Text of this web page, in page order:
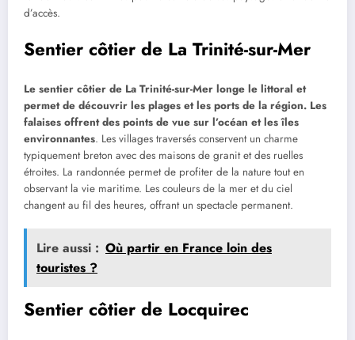
d’accès.
Sentier côtier de La Trinité-sur-Mer
Le sentier côtier de La Trinité-sur-Mer longe le littoral et
permet de découvrir les plages et les ports de la région. Les
falaises offrent des points de vue sur l’océan et les îles
environnantes. Les villages traversés conservent un charme
typiquement breton avec des maisons de granit et des ruelles
étroites. La randonnée permet de profiter de la nature tout en
observant la vie maritime. Les couleurs de la mer et du ciel
changent au fil des heures, offrant un spectacle permanent.
Lire aussi : Où partir en France loin des
touristes ?
Sentier côtier de Locquirec